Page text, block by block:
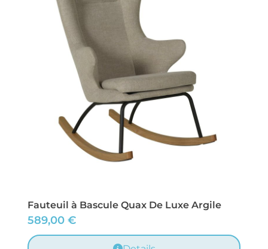
Fauteuil à Bascule Quax De Luxe Argile
589,00 €